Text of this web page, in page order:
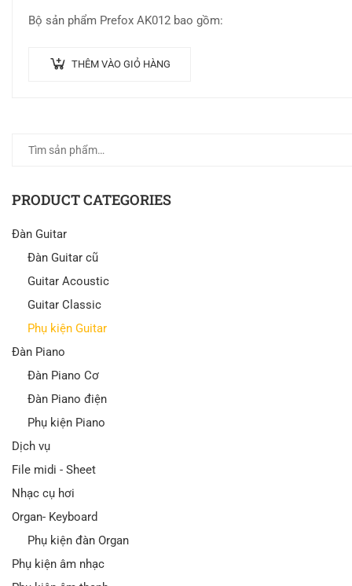
Bộ sản phẩm Prefox AK012 bao gồm:
THÊM VÀO GIỎ HÀNG
PRODUCT CATEGORIES
Đàn Guitar
Đàn Guitar cũ
Guitar Acoustic
Guitar Classic
Phụ kiện Guitar
Đàn Piano
Đàn Piano Cơ
Đàn Piano điện
Phụ kiện Piano
Dịch vụ
File midi - Sheet
Nhạc cụ hơi
Organ- Keyboard
Phụ kiện đàn Organ
Phụ kiện âm nhạc